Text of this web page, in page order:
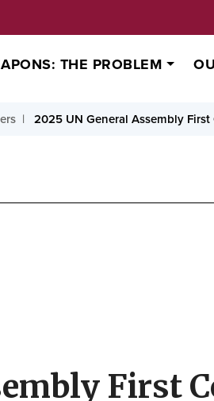
THE PROBLEM
2025 UN General Assembly
First